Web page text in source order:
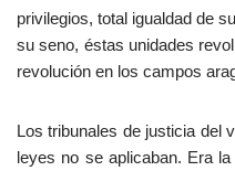
privilegios, total igualdad de
su seno, éstas unidades
revolución en los campos
Los tribunales de justicia del
leyes no se aplicaban. Era